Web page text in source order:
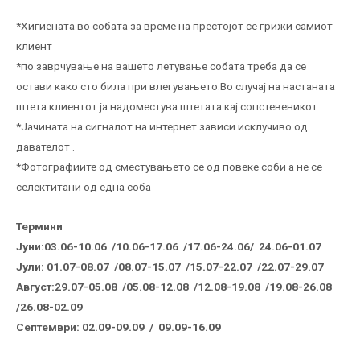
*Хигиената во собата за време на престојот се грижи самиот
клиент
*по заврчување на вашето летување собата треба да се
остави како сто била при влегувањето.Во случај на настаната
штета клиентот ја надоместува штетата кај сопстевеникот.
*Јачината на сигналот на интернет зависи исклучиво од
давателот .
*Фотографиите од сместувањето се од повеке соби а не се
селектитани од една соба
Термини
Јуни:03.06-10.06 /10.06-17.06 /17.06-24.06/ 24.06-01.07
Јули: 01.07-08.07 /08.07-15.07 /15.07-22.07 /22.07-29.07
Август:29.07-05.08 /05.08-12.08 /12.08-19.08 /19.08-26.08
/26.08-02.09
Септември: 02.09-09.09 / 09.09-16.09